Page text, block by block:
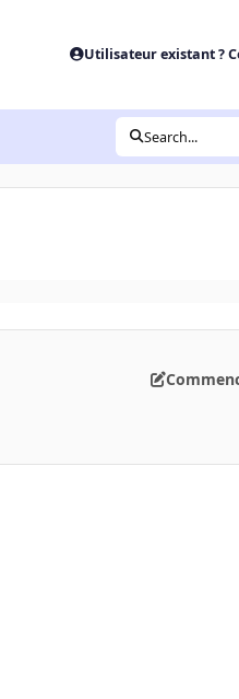
Utilisateur existant ?
Search...